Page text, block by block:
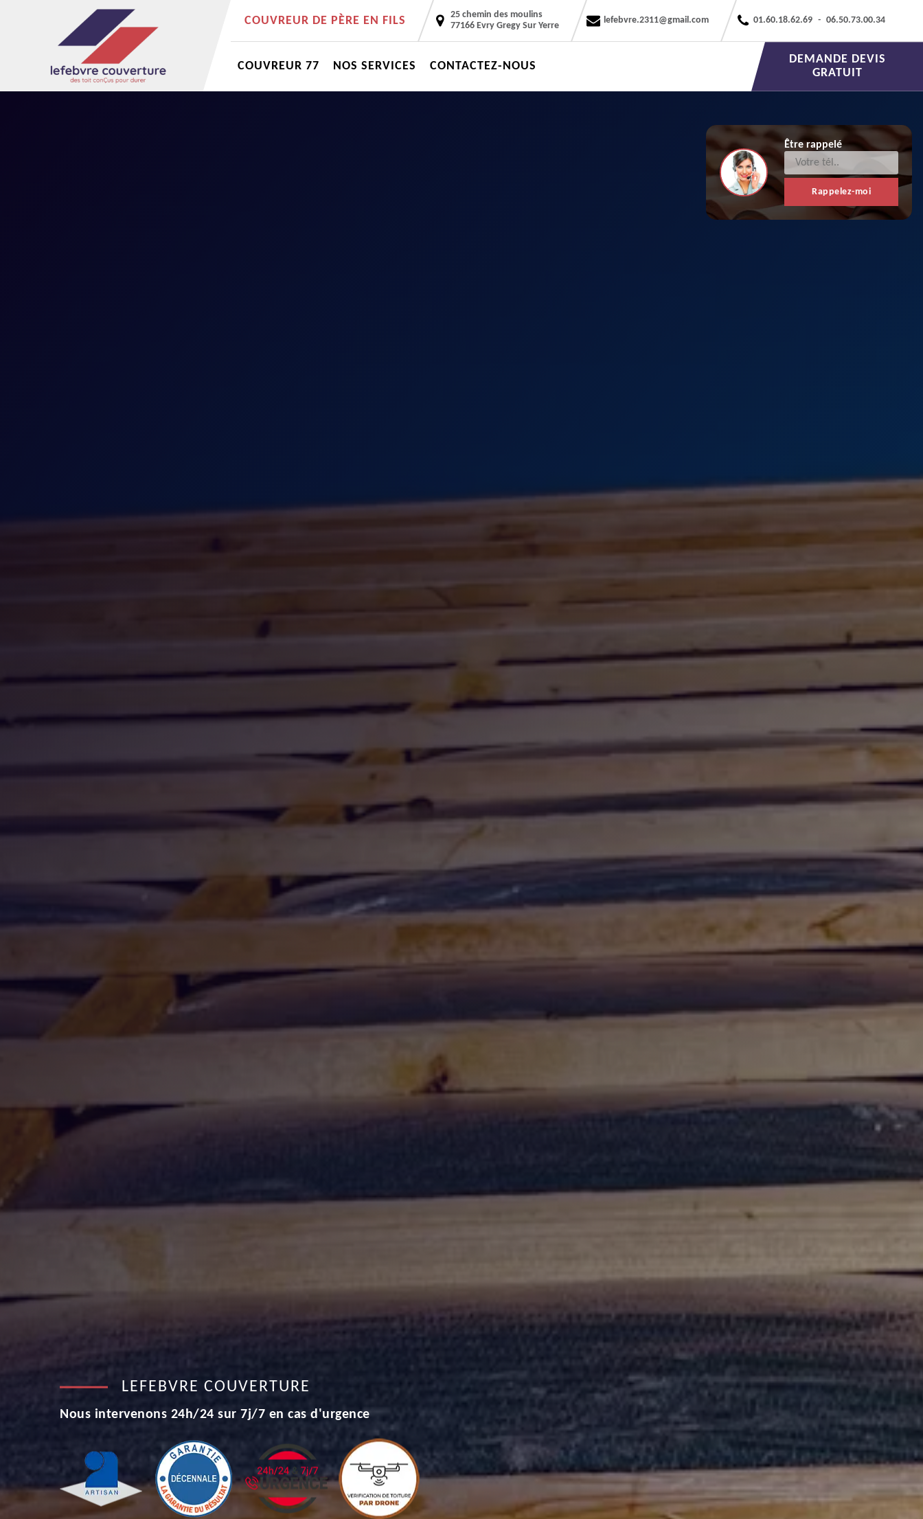
COUVREUR DE PÈRE EN FILS
25 chemin des moulins
77166 Evry Gregy Sur Yerre
lefebvre.2311@gmail.com 01.60.18.62.69 - 06.50.73.00.34
COUVREUR 77 NOS SERVICES CONTACTEZ-NOUS
DEMANDE DEVIS
GRATUIT
Être rappelé
LEFEBVRE COUVERTURE
Nous intervenons 24h/24 sur 7j/7 en cas d'urgence